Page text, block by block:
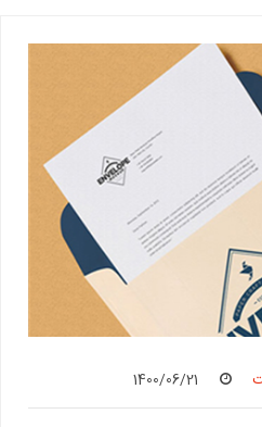
1400/06/21